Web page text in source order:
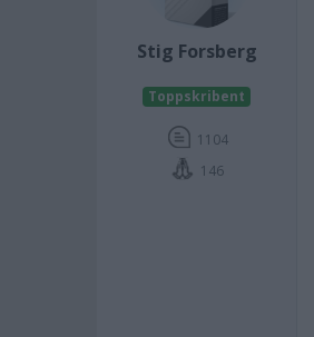
Stig Forsberg
Toppskribent
1104
146